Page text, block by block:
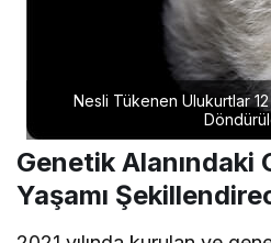
Nesli Tükenen Ulukurtlar
Genetik Alanındaki
Yaşamı